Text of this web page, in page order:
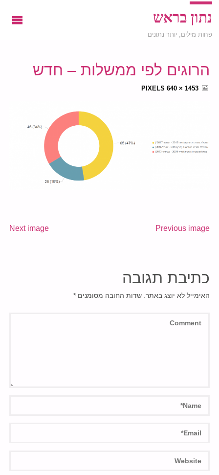
נתון בראש
פחות מילים, יותר נתונים
הרוגים לפי ממשלות – חדש
FULL
1453 × 640
PIXELS
Previous image
Next image
כתיבת תגובה
האימייל לא יוצג באתר. שדות החובה מסומנים *